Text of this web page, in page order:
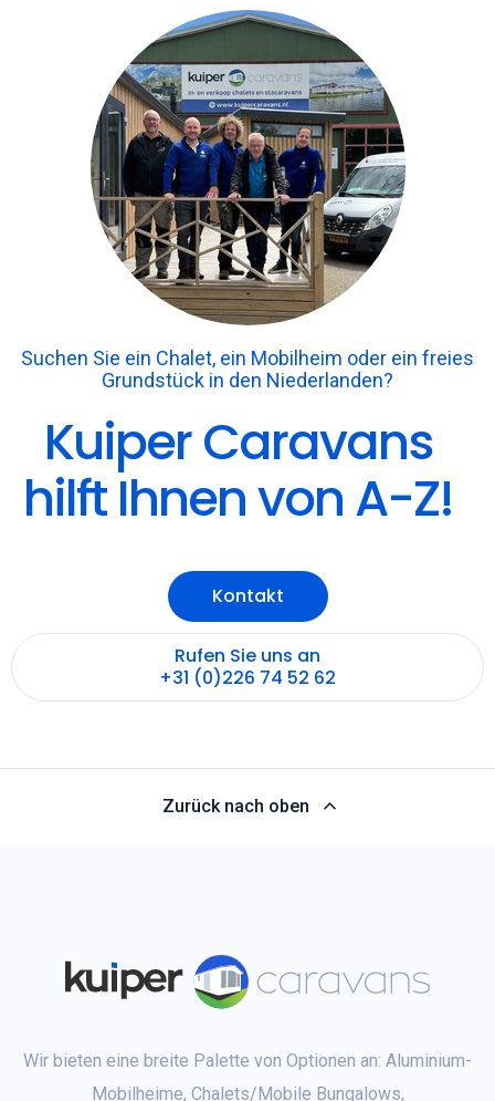
Suchen Sie ein Chalet, ein Mobilheim oder ein freies
Grundstück in den Niederlanden?
Kuiper Caravans
hilft Ihnen von A-Z!
Kontakt